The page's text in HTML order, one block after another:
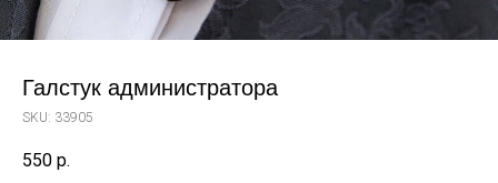
Галстук администратора
SKU: 33905
550 р.